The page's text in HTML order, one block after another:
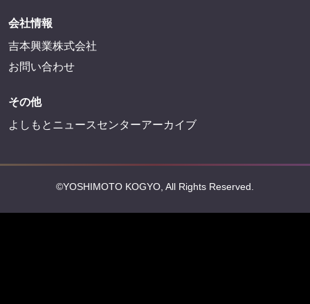
会社情報
吉本興業株式会社
お問い合わせ
その他
よしもとニュースセンターアーカイブ
©YOSHIMOTO KOGYO, All Rights Reserved.